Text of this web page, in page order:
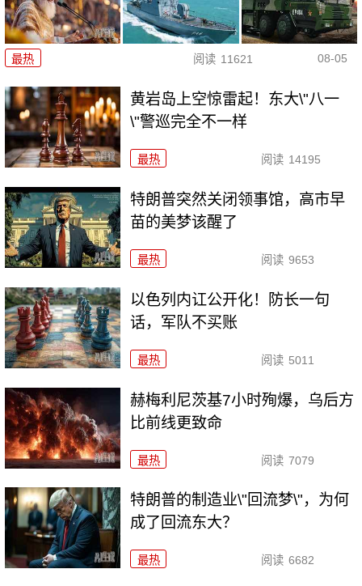
最热 阅读 11621 08-05
黄岩岛上空惊雷起！东大\"八一
\"警巡完全不一样
最热 阅读 14195
特朗普突然关闭领事馆，高市早
苗的美梦该醒了
最热 阅读 9653
以色列内讧公开化！防长一句
话，军队不买账
最热 阅读 5011
赫梅利尼茨基7小时殉爆，乌后方
比前线更致命
最热 阅读 7079
特朗普的制造业\"回流梦\"，为何
成了回流东大？
最热 阅读 6682